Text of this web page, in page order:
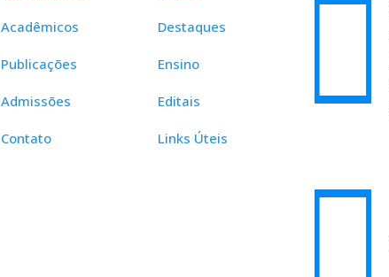
Acadêmicos
Publicações
Admissões
Contato
Destaques
Ensino
Editais
Links Úteis